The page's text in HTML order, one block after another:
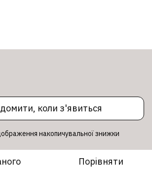
коли з'явиться
накопичувальної знижки
Порівняти